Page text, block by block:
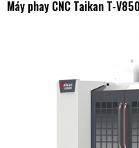
Máy phay CNC Taikan T-